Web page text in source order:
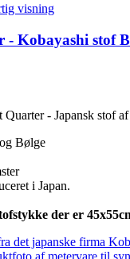
visning
- Kobayashi stof
Quarter - Japansk stof
Bølge
i Japan.
der er